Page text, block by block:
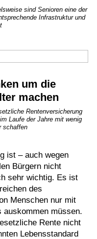
sind Senioren eine der
Infrastruktur und
um die
machen
Rentenversicherung
Laufe der Jahre mit wenig
schaffen
ist – auch wegen
Bürgern nicht
sehr wichtig. Es ist
des
Menschen nur mit
auskommen müssen.
Rente nicht
Lebensstandard